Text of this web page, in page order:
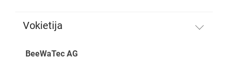
Vokietija
BeeWaTec AG